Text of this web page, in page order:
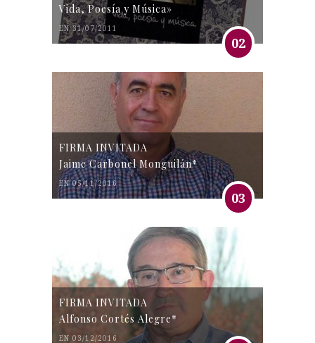
Vida, Poesía y Música»
EN 31/07/2011
02
FIRMA INVITADA
Jaime Carbonel Monguilán*
EN 05/11/2016
03
FIRMA INVITADA
Alfonso Cortés Alegre*
EN 03/12/2016